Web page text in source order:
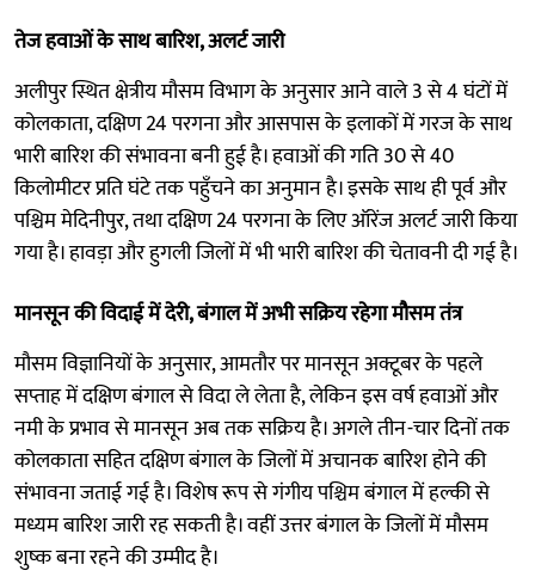
तेज हवाओं के साथ बारिश, अलर्ट जारी
अलीपुर स्थित क्षेत्रीय मौसम विभाग के अनुसार आने वाले 3 से 4 घंटों में
कोलकाता, दक्षिण 24 परगना और आसपास के इलाकों में गरज के साथ
भारी बारिश की संभावना बनी हुई है। हवाओं की गति 30 से 40
किलोमीटर प्रति घंटे तक पहुँचने का अनुमान है। इसके साथ ही पूर्व और
पश्चिम मेदिनीपुर, तथा दक्षिण 24 परगना के लिए ऑरेंज अलर्ट जारी किया
गया है। हावड़ा और हुगली जिलों में भी भारी बारिश की चेतावनी दी गई है।
मानसून की विदाई में देरी, बंगाल में अभी सक्रिय रहेगा मौसम तंत्र
मौसम विज्ञानियों के अनुसार, आमतौर पर मानसून अक्टूबर के पहले
सप्ताह में दक्षिण बंगाल से विदा ले लेता है, लेकिन इस वर्ष हवाओं और
नमी के प्रभाव से मानसून अब तक सक्रिय है। अगले तीन-चार दिनों तक
कोलकाता सहित दक्षिण बंगाल के जिलों में अचानक बारिश होने की
संभावना जताई गई है। विशेष रूप से गंगीय पश्चिम बंगाल में हल्की से
मध्यम बारिश जारी रह सकती है। वहीं उत्तर बंगाल के जिलों में मौसम
शुष्क बना रहने की उम्मीद है।